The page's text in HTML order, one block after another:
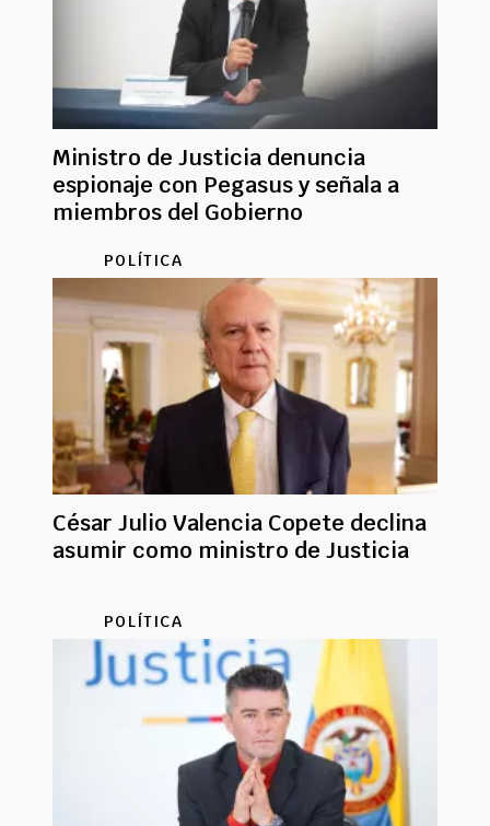
Ministro de Justicia denuncia
espionaje con Pegasus y señala a
miembros del Gobierno
POLÍTICA
César Julio Valencia Copete declina
asumir como ministro de Justicia
POLÍTICA